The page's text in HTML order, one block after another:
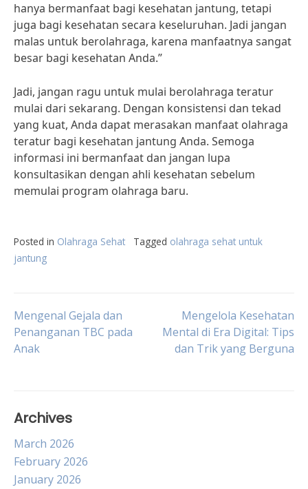
hanya bermanfaat bagi kesehatan jantung, tetapi
juga bagi kesehatan secara keseluruhan. Jadi jangan
malas untuk berolahraga, karena manfaatnya sangat
besar bagi kesehatan Anda.”
Jadi, jangan ragu untuk mulai berolahraga teratur
mulai dari sekarang. Dengan konsistensi dan tekad
yang kuat, Anda dapat merasakan manfaat olahraga
teratur bagi kesehatan jantung Anda. Semoga
informasi ini bermanfaat dan jangan lupa
konsultasikan dengan ahli kesehatan sebelum
memulai program olahraga baru.
Posted in Olahraga Sehat Tagged olahraga sehat untuk
jantung
Post
navigation
Mengenal Gejala dan
Penanganan TBC pada
Anak
Mengelola Kesehatan
Mental di Era Digital: Tips
dan Trik yang Berguna
Archives
March 2026
February 2026
January 2026